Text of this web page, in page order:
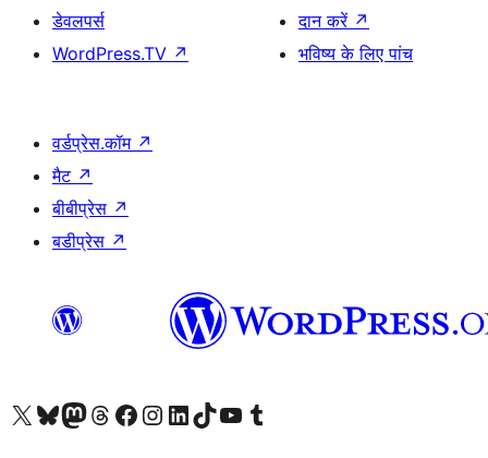
डेवलपर्स
WordPress.TV ↗
दान करें ↗
भविष्य के लिए पांच
वर्डप्रेस.कॉम ↗
मैट ↗
बीबीप्रेस ↗
बडीप्रेस ↗
Visit our X (formerly Twitter) account
हमारे बलुस्की खाते पर जाएँVisit our Mastodon account
हमारे थ्रेड्स अकाउंट पर जाएंहमारे फेसबुक पेज पर जाएँहमारे इंस्टाग्राम अकाउंट पर जाएंहमारे लिंक्डइन खाते पर जाएँहमारे टिकटॉक खाते पर जाएँहमारे यूट्यूब चैनल पर जाएंहमारे Tumblr खाते पर जाएँ